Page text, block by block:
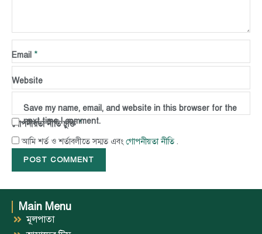
Email *
Website
Save my name, email, and website in this browser for the
next time I comment.
গোপনীয়তা নীতি চুক্তি*
আমি শর্ত ও শর্তাবলীতে সম্মত এবং গোপনীয়তা নীতি .
Main Menu
মূলপাতা